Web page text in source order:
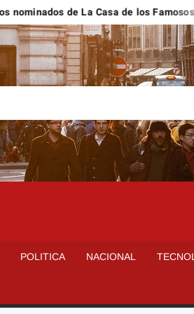
de La Casa de los Famosos
POLITICA NACIONAL